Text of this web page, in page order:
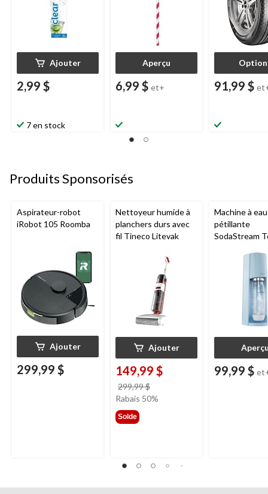
Ajouter
2,99 $
7 en stock
Aperçu
6,99 $ et+ 91,99 $
Produits Sponsorisés
Aspirateur-robot
iRobot 105 Roomba
Ajouter
299,99 $
Nettoyeur humide à
planchers durs avec
fil Tineco Litevak
Ajouter
149,99 $
299,99 $
était
Rabais 50%
Solde
Machine à eau
pétillante
SodaStream
99,99 $